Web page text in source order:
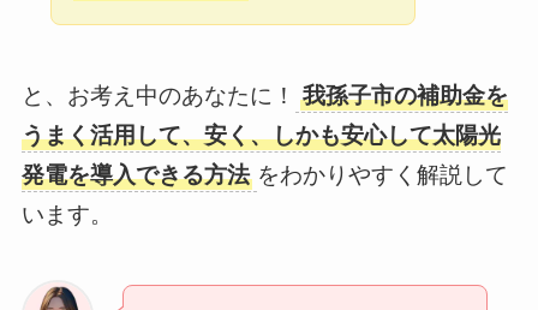
と、お考え中のあなたに！
我孫子市の補助金を
うまく活用して、安く、しかも安心して太陽光
発電を導入できる方法 をわかりやすく解説して
います。